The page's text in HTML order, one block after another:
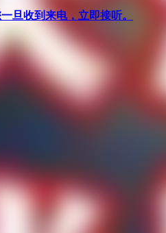
旦收到来电，立即接听。